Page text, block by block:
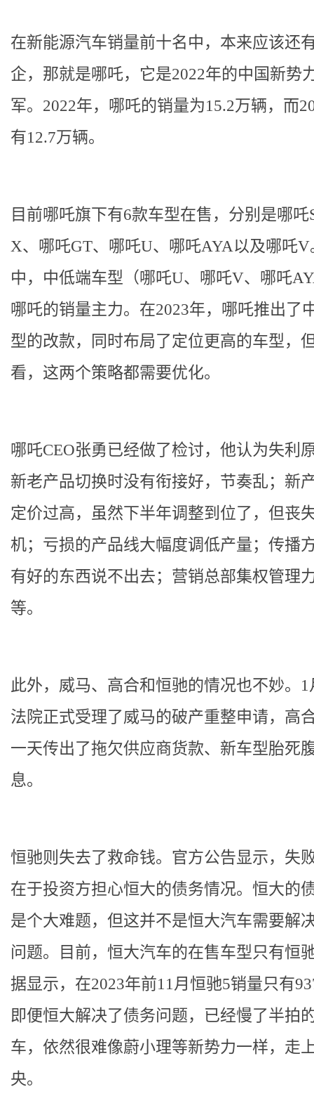
在新能源汽车销量前十名中，本来应该还
企，那就是哪吒，它是2022年的中国新势
军。2022年，哪吒的销量为15.2万辆，而
有12.7万辆。
目前哪吒旗下有6款车型在售，分别是哪吒
X、哪吒GT、哪吒U、哪吒AYA以及哪吒V
中，中低端车型（哪吒U、哪吒V、哪吒
哪吒的销量主力。在2023年，哪吒推出了
型的改款，同时布局了定位更高的车型，
看，这两个策略都需要优化。
哪吒CEO张勇已经做了检讨，他认为失利
新老产品切换时没有衔接好，节奏乱；新
定价过高，虽然下半年调整到位了，但丧
机；亏损的产品线大幅度调低产量；传播
有好的东西说不出去；营销总部集权管理
等。
此外，威马、高合和恒驰的情况也不妙。1
法院正式受理了威马的破产重整申请，高
一天传出了拖欠供应商货款、新车型胎死
息。
恒驰则失去了救命钱。官方公告显示，失
在于投资方担心恒大的债务情况。恒大的
是个大难题，但这并不是恒大汽车需要解
问题。目前，恒大汽车的在售车型只有恒
据显示，在2023年前11月恒驰5销量只有
即便恒大解决了债务问题，已经慢了半拍
车，依然很难像蔚小理等新势力一样，走
央。